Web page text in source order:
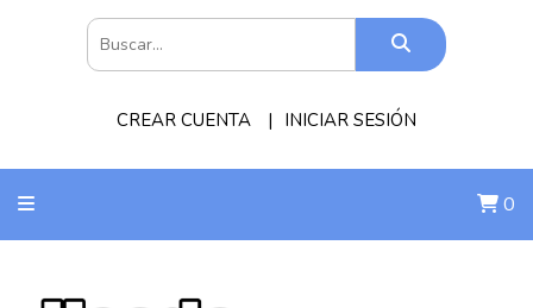
CREAR CUENTA INICIAR SESIÓN
0